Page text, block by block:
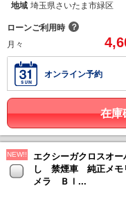
地域 埼玉県さいたま市緑区
ローンご利用時 ？
月々
オンライン予約
在庫
NEW!!
エクシーガクロスオ
し 禁煙車 純正メモ
メラ Ｂｌ...